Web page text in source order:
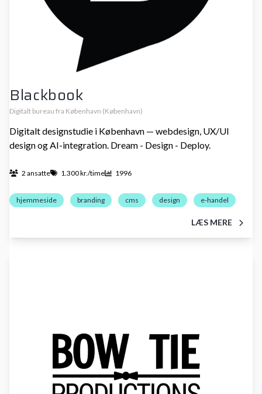
Blackbook
Digitalt bureau fra København (København)
Digitalt designstudie i København — webdesign, UX/UI
design og AI-integration. Dream - Design - Deploy.
2 ansatte 1.300 kr./time 1996
hjemmeside branding cms design e-handel
LÆS MERE